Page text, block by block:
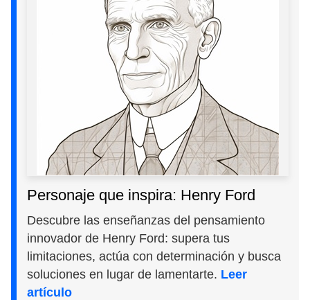
Personaje que inspira: Henry Ford
Descubre las enseñanzas del pensamiento
innovador de Henry Ford: supera tus
limitaciones, actúa con determinación y busca
soluciones en lugar de lamentarte. Leer
artículo